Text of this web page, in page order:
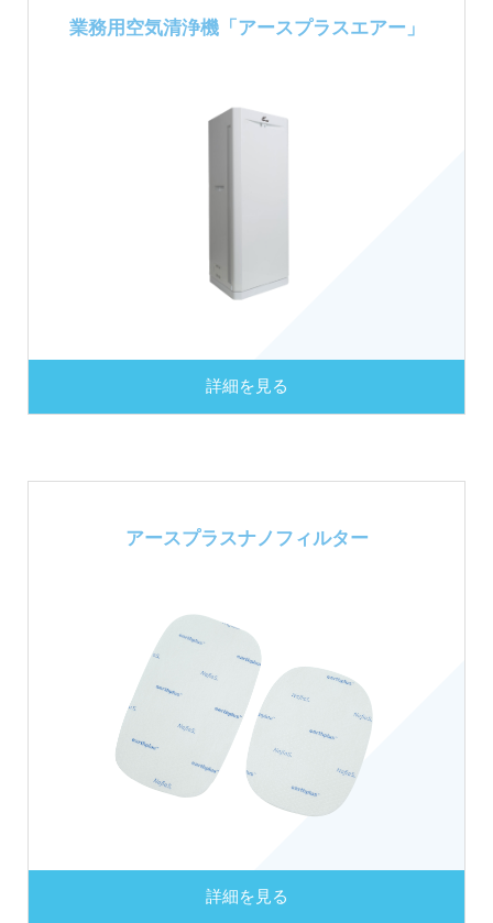
業務用空気清浄機「アースプラスエアー」
詳細を見る
アースプラスナノフィルター
詳細を見る